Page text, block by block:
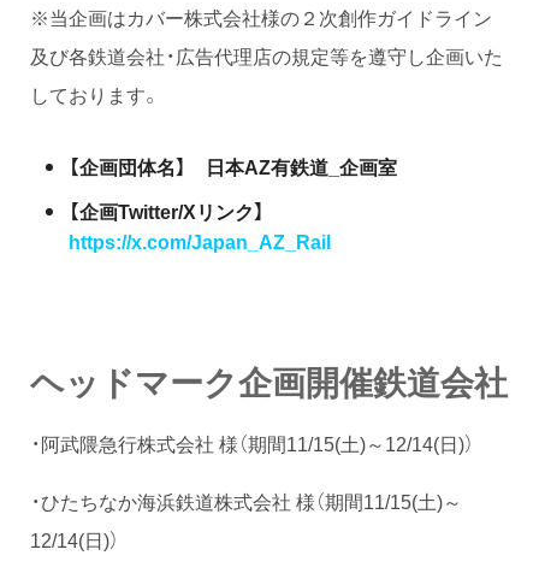
※当企画はカバー株式会社様の２次創作ガイドライン
及び各鉄道会社・広告代理店の規定等を遵守し企画いた
しております。
【企画団体名】 日本AZ有鉄道_企画室
【企画Twitter/Xリンク】
https://x.com/Japan_AZ_Rail
ヘッドマーク企画開催鉄道会社
・阿武隈急行株式会社 様（期間11/15(土)～12/14(日)）
・ひたちなか海浜鉄道株式会社 様（期間11/15(土)～
12/14(日)）